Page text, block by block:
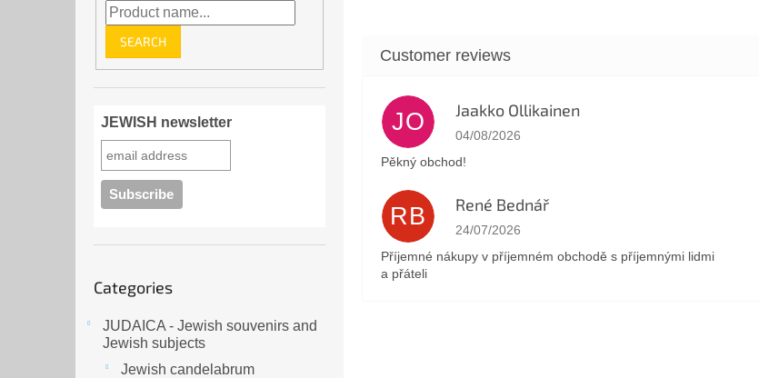
SEARCH
JEWISH newsletter
categories
Categories
JUDAICA - Jewish souvenirs and
Jewish subjects
Jewish candelabrum
JO Jaakko Ollikainen
The store rating is 5 out of 5 stars.
04/08/2026
Pěkný obchod!
RB René Bednář
The store rating is 5 out of 5 stars.
24/07/2026
Příjemné nákupy v příjemném obchodě s příjemnými lidmi
a přáteli